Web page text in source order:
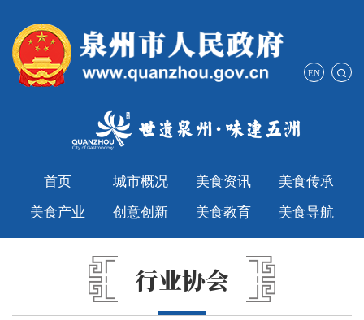
EN
首页 城市概况 美食资讯
美食传承
美食产业
创意创新 美食教育 美食导航
行业协会